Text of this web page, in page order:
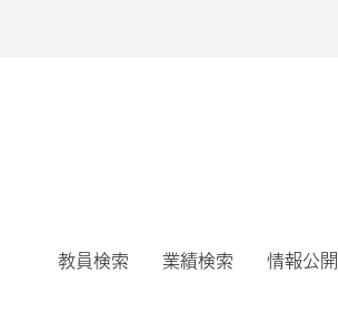
教員検索 業績検索 情報公開